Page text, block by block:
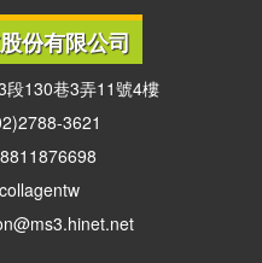
份有限公司
130巷3弄11號4樓
3621